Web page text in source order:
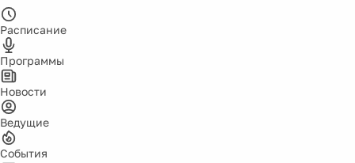
Расписание
Программы
Новости
Ведущие
События